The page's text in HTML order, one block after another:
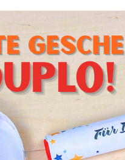
auch noch etwas